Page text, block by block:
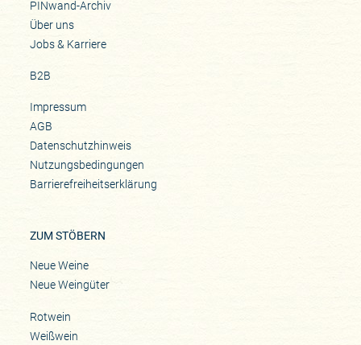
PINwand-Archiv
Über uns
Jobs & Karriere
B2B
Impressum
AGB
Datenschutzhinweis
Nutzungsbedingungen
Barrierefreiheitserklärung
ZUM STÖBERN
Neue Weine
Neue Weingüter
Rotwein
Weißwein